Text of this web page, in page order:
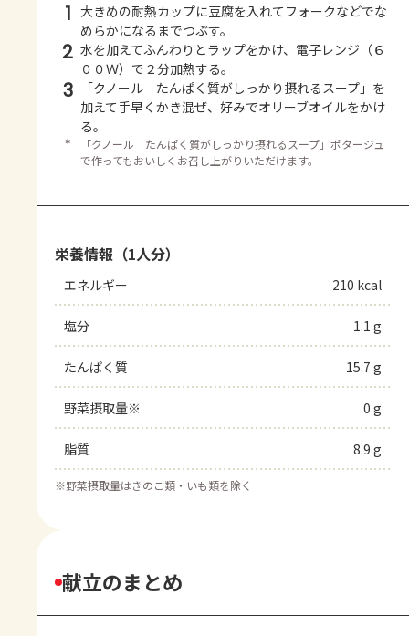
1 大きめの耐熱カップに豆腐を入れてフォークなどでな
めらかになるまでつぶす。
2 水を加えてふんわりとラップをかけ、電子レンジ（６
００Ｗ）で２分加熱する。
3
「クノール たんぱく質がしっかり摂れるスープ」を
加えて手早くかき混ぜ、好みでオリーブオイルをかけ
る。
＊
「クノール たんぱく質がしっかり摂れるスープ」ポタージュ
で作ってもおいしくお召し上がりいただけます。
栄養情報（1人分）
エネルギー 210 kcal
塩分 1.1 g
たんぱく質 15.7 g
野菜摂取量※ 0 g
脂質 8.9 g
※野菜摂取量はきのこ類・いも類を除く
献立のまとめ